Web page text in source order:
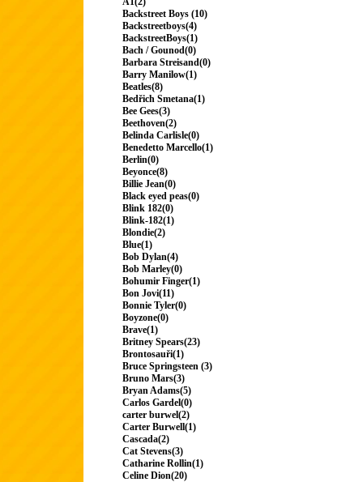
Backstreet Boys (10)
Backstreetboys(4)
BackstreetBoys(1)
Bach / Gounod(0)
Barbara Streisand(0)
Barry Manilow(1)
Beatles(8)
Bedřich Smetana(1)
Bee Gees(3)
Beethoven(2)
Belinda Carlisle(0)
Benedetto Marcello(1)
Berlin(0)
Beyonce(8)
Billie Jean(0)
Black eyed peas(0)
Blink 182(0)
Blink-182(1)
Blondie(2)
Blue(1)
Bob Dylan(4)
Bob Marley(0)
Bohumir Finger(1)
Bon Jovi(11)
Bonnie Tyler(0)
Boyzone(0)
Brave(1)
Britney Spears(23)
Brontosauři(1)
Bruce Springsteen (3)
Bruno Mars(3)
Bryan Adams(5)
Carlos Gardel(0)
carter burwel(2)
Carter Burwell(1)
Cascada(2)
Cat Stevens(3)
Catharine Rollin(1)
Celine Dion(20)